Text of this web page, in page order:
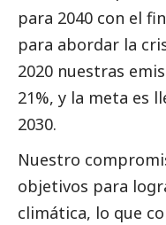
para 2040 con el
para abordar la
2020 nuestras
21%, y la meta es
2030.
Nuestro
objetivos para
climática, lo que